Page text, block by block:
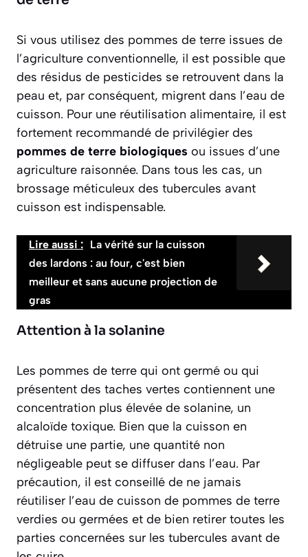
Si vous utilisez des pommes de terre issues de
l’agriculture conventionnelle, il est possible que
des résidus de pesticides se retrouvent dans la
peau et, par conséquent, migrent dans l’eau de
cuisson. Pour une réutilisation alimentaire, il est
fortement recommandé de privilégier des
pommes de terre biologiques ou issues d’une
agriculture raisonnée. Dans tous les cas, un
brossage méticuleux des tubercules avant
cuisson est indispensable.
Lire aussi : La vérité sur la cuisson
des lardons : au four, c'est bien
meilleur et sans aucune projection de
gras
Attention à la solanine
Les pommes de terre qui ont germé ou qui
présentent des taches vertes contiennent une
concentration plus élevée de solanine, un
alcaloïde toxique. Bien que la cuisson en
détruise une partie, une quantité non
négligeable peut se diffuser dans l’eau. Par
précaution, il est conseillé de ne jamais
réutiliser l’eau de cuisson de pommes de terre
verdies ou germées et de bien retirer toutes les
parties concernées sur les tubercules avant de